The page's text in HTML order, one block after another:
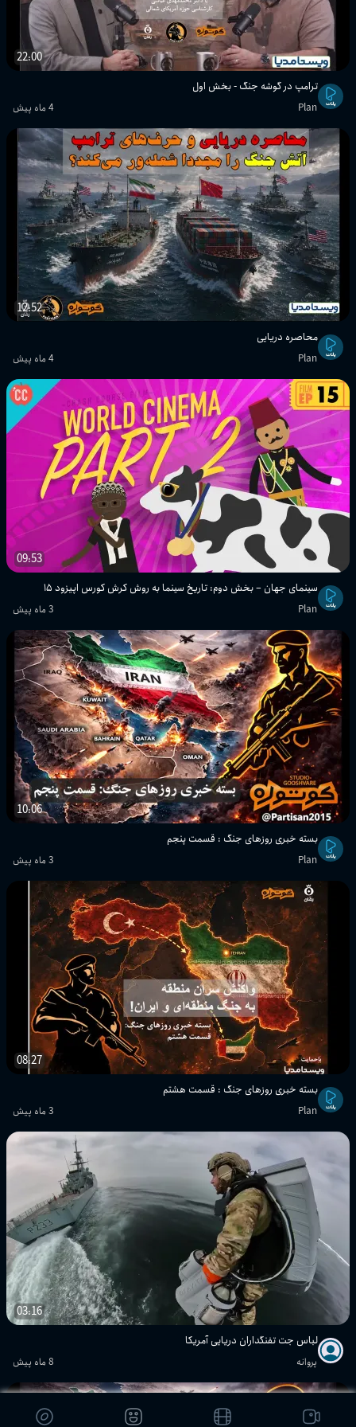
22:00
ترامپ در گوشه جنگ - بخش اول
Plan 4 ماه پیش
12:52
محاصره دریایی
Plan 4 ماه پیش
09:53
سینمای جهان – بخش دوم: تاریخ سینما به روش کرش کورس اپیزود ۱۵
Plan 3 ماه پیش
10:06
بسته خبری روز‌های جنگ : قسمت پنجم
Plan 3 ماه پیش
08:27
بسته خبری روز‌های جنگ : قسمت هشتم
Plan 3 ماه پیش
03:16
لباس جت تفنگداران دریایی آمریکا
پروانه 8 ماه پیش